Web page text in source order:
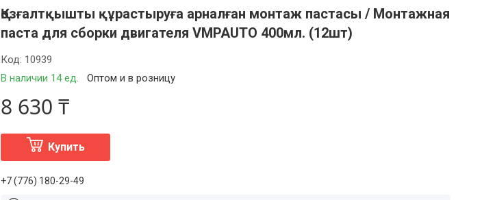
Қозғалтқышты құрастыруға арналған монтаж пастасы / Монтажная
паста для сборки двигателя VMPAUTO 400мл. (12шт)
В наличии 14 ед. Оптом и в розницу
Код: 10939
8 630 ₸
Купить
+7 (776) 180-29-49